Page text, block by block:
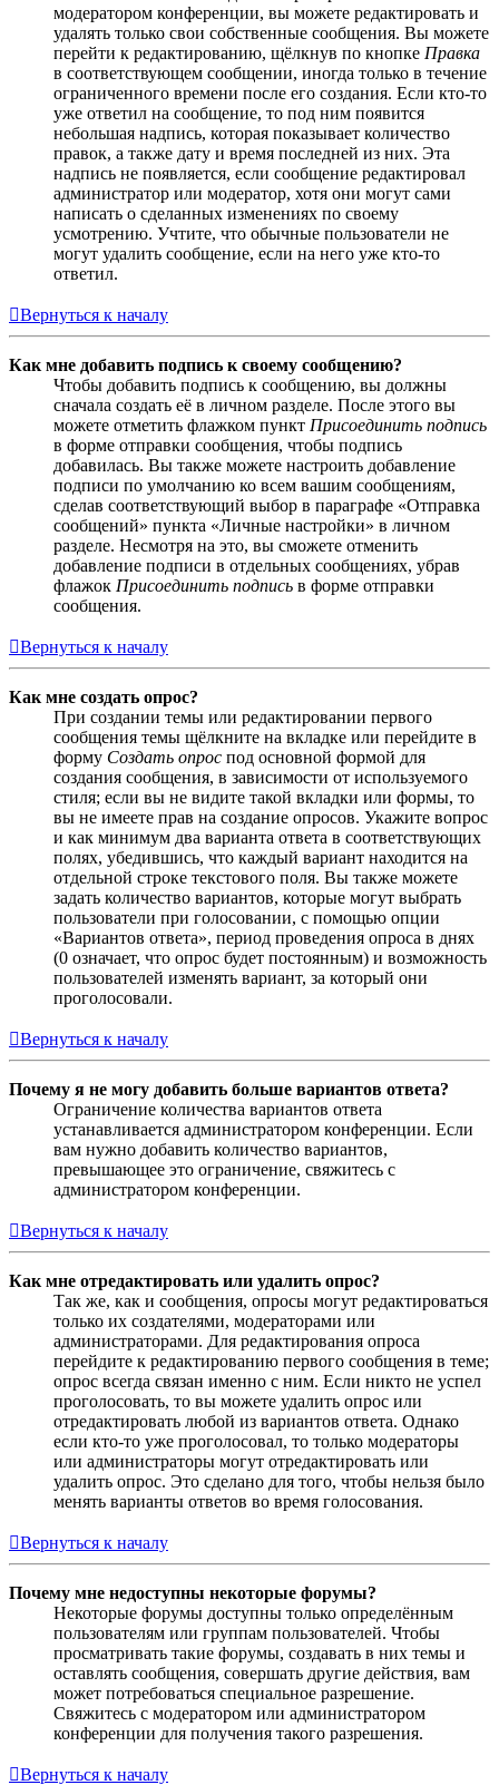
модератором конференции, вы можете редактировать и
удалять только свои собственные сообщения. Вы можете
перейти к редактированию, щёлкнув по кнопке Правка
в соответствующем сообщении, иногда только в течение
ограниченного времени после его создания. Если кто-то
уже ответил на сообщение, то под ним появится
небольшая надпись, которая показывает количество
правок, а также дату и время последней из них. Эта
надпись не появляется, если сообщение редактировал
администратор или модератор, хотя они могут сами
написать о сделанных изменениях по своему
усмотрению. Учтите, что обычные пользователи не
могут удалить сообщение, если на него уже кто-то
ответил.
Вернуться к началу
Как мне добавить подпись к своему сообщению?
Чтобы добавить подпись к сообщению, вы должны
сначала создать её в личном разделе. После этого вы
можете отметить флажком пункт Присоединить подпись
в форме отправки сообщения, чтобы подпись
добавилась. Вы также можете настроить добавление
подписи по умолчанию ко всем вашим сообщениям,
сделав соответствующий выбор в параграфе «Отправка
сообщений» пункта «Личные настройки» в личном
разделе. Несмотря на это, вы сможете отменить
добавление подписи в отдельных сообщениях, убрав
флажок Присоединить подпись в форме отправки
сообщения.
Вернуться к началу
Как мне создать опрос?
При создании темы или редактировании первого
сообщения темы щёлкните на вкладке или перейдите в
форму Создать опрос под основной формой для
создания сообщения, в зависимости от используемого
стиля; если вы не видите такой вкладки или формы, то
вы не имеете прав на создание опросов. Укажите вопрос
и как минимум два варианта ответа в соответствующих
полях, убедившись, что каждый вариант находится на
отдельной строке текстового поля. Вы также можете
задать количество вариантов, которые могут выбрать
пользователи при голосовании, с помощью опции
«Вариантов ответа», период проведения опроса в днях
(0 означает, что опрос будет постоянным) и возможность
пользователей изменять вариант, за который они
проголосовали.
Вернуться к началу
Почему я не могу добавить больше вариантов ответа?
Ограничение количества вариантов ответа
устанавливается администратором конференции. Если
вам нужно добавить количество вариантов,
превышающее это ограничение, свяжитесь с
администратором конференции.
Вернуться к началу
Как мне отредактировать или удалить опрос?
Так же, как и сообщения, опросы могут редактироваться
только их создателями, модераторами или
администраторами. Для редактирования опроса
перейдите к редактированию первого сообщения в теме;
опрос всегда связан именно с ним. Если никто не успел
проголосовать, то вы можете удалить опрос или
отредактировать любой из вариантов ответа. Однако
если кто-то уже проголосовал, то только модераторы
или администраторы могут отредактировать или
удалить опрос. Это сделано для того, чтобы нельзя было
менять варианты ответов во время голосования.
Вернуться к началу
Почему мне недоступны некоторые форумы?
Некоторые форумы доступны только определённым
пользователям или группам пользователей. Чтобы
просматривать такие форумы, создавать в них темы и
оставлять сообщения, совершать другие действия, вам
может потребоваться специальное разрешение.
Свяжитесь с модератором или администратором
конференции для получения такого разрешения.
Вернуться к началу